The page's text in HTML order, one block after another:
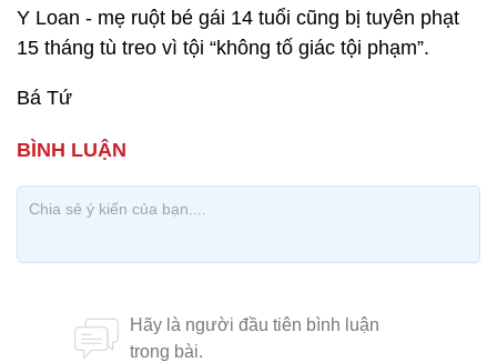
Y Loan - mẹ ruột bé gái 14 tuổi cũng bị tuyên phạt
15 tháng tù treo vì tội “không tố giác tội phạm”.
Bá Tứ